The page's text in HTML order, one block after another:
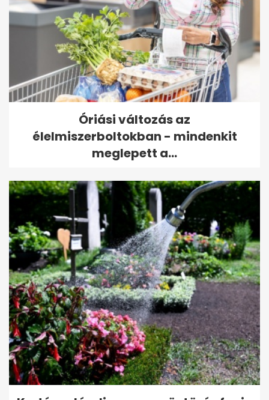
Óriási változás az
élelmiszerboltokban - mindenkit
meglepett a...